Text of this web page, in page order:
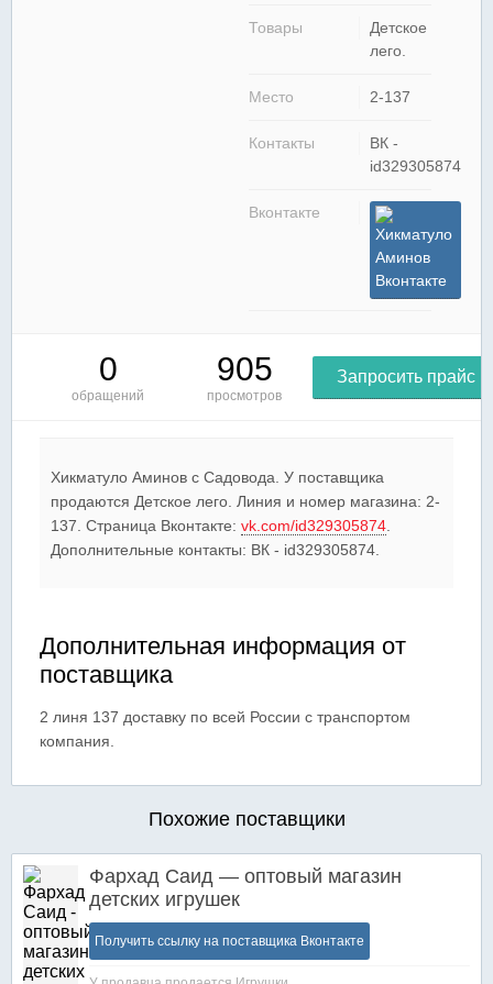
Товары
Детское
лего.
Место 2-137
Контакты
ВК -
id329305874
Вконтакте
Хикматуло
Аминов
Вконтакте
0
обращений
905
просмотров
Запросить прайс
Хикматуло Аминов c Садовода. У поставщика
продаются Детское лего. Линия и номер магазина: 2-
137. Страница Вконтакте: vk.com/id329305874
Дополнительные контакты: ВК - id329305874.
Дополнительная информация от
поставщика
2 линя 137 доставку по всей России с транспортом
компания.
Похожие поставщики
Фархад Саид — оптовый магазин
детских игрушек
Получить ссылку на поставщика Вконтакте